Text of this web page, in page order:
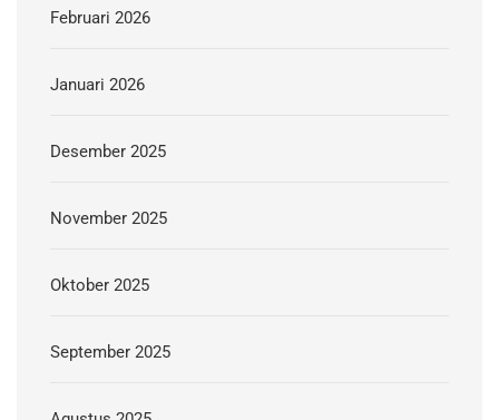
Februari 2026
Januari 2026
Desember 2025
November 2025
Oktober 2025
September 2025